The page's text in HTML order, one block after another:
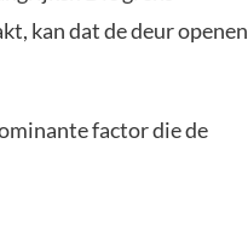
kan dat de deur openen
factor die de